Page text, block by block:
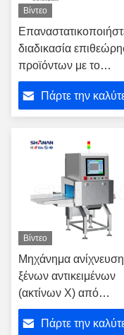
Βίντεο
διαδικασία
προϊόντων με το
προηγμένο μας
επιθεώρησης
Πάρτε την
Βίντεο
Μηχάνημα
ξένων αντικειμένων
(ακτίνων Χ) από
μέταλλο, γυαλί,
πλαστικό, κόκαλο για
Πάρτε την